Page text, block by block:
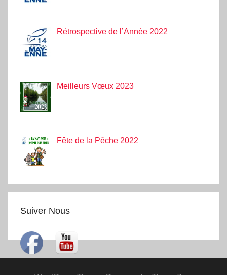
Rétrospective de l’Année 2022
Meilleurs Vœux 2023
Fête de la Pêche 2022
Suiver Nous